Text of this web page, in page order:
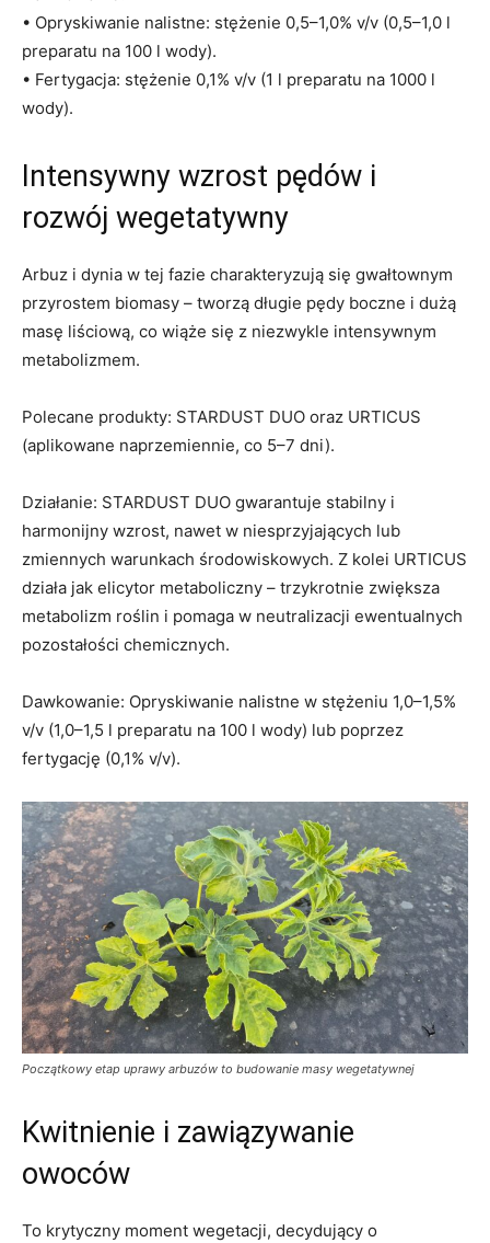
• Opryskiwanie nalistne: stężenie 0,5–1,0% v/v (0,5–1,0 l
preparatu na 100 l wody).
• Fertygacja: stężenie 0,1% v/v (1 l preparatu na 1000 l
wody).
Intensywny wzrost pędów i
rozwój wegetatywny
Arbuz i dynia w tej fazie charakteryzują się gwałtownym
przyrostem biomasy – tworzą długie pędy boczne i dużą
masę liściową, co wiąże się z niezwykle intensywnym
metabolizmem.
Polecane produkty: STARDUST DUO oraz URTICUS
(aplikowane naprzemiennie, co 5–7 dni).
Działanie: STARDUST DUO gwarantuje stabilny i
harmonijny wzrost, nawet w niesprzyjających lub
zmiennych warunkach środowiskowych. Z kolei URTICUS
działa jak elicytor metaboliczny – trzykrotnie zwiększa
metabolizm roślin i pomaga w neutralizacji ewentualnych
pozostałości chemicznych.
Dawkowanie: Opryskiwanie nalistne w stężeniu 1,0–1,5%
v/v (1,0–1,5 l preparatu na 100 l wody) lub poprzez
fertygację (0,1% v/v).
Początkowy etap uprawy arbuzów to budowanie masy wegetatywnej
Kwitnienie i zawiązywanie
owoców
To krytyczny moment wegetacji, decydujący o